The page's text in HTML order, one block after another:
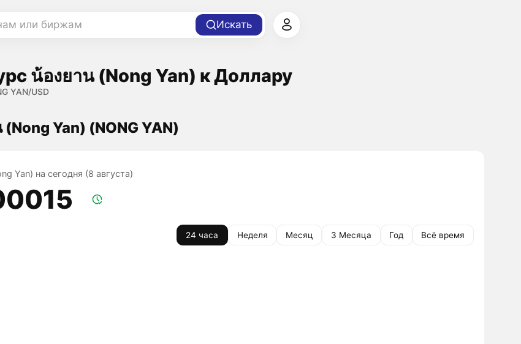
или биржам Искать
น้องยาน (Nong Yan) к Доллару
YAN/USD
Yan) (NONG YAN)
Yan) на сегодня (8 августа)
24 часа Неделя Месяц 3 Месяца Год Всё время